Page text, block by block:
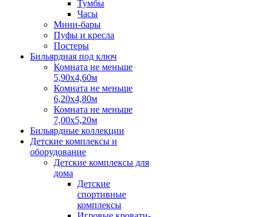
Тумбы
Часы
Мини-бары
Пуфы и кресла
Постеры
Бильярдная под ключ
Комната не меньше
5,90х4,60м
Комната не меньше
6,20х4,80м
Комната не меньше
7,00х5,20м
Бильярдные коллекции
Детские комплексы и
оборудование
Детские комплексы для
дома
Детские
спортивные
комплексы